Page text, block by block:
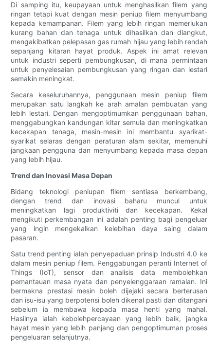
Di samping itu, keupayaan untuk menghasilkan filem yang
ringan tetapi kuat dengan mesin peniup filem menyumbang
kepada kemampanan. Filem yang lebih ringan memerlukan
kurang bahan dan tenaga untuk dihasilkan dan diangkut,
mengakibatkan pelepasan gas rumah hijau yang lebih rendah
sepanjang kitaran hayat produk. Aspek ini amat relevan
untuk industri seperti pembungkusan, di mana permintaan
untuk penyelesaian pembungkusan yang ringan dan lestari
semakin meningkat.
Secara keseluruhannya, penggunaan mesin peniup filem
merupakan satu langkah ke arah amalan pembuatan yang
lebih lestari. Dengan mengoptimumkan penggunaan bahan,
menggabungkan kandungan kitar semula dan meningkatkan
kecekapan tenaga, mesin-mesin ini membantu syarikat-
syarikat selaras dengan peraturan alam sekitar, memenuhi
jangkaan pengguna dan menyumbang kepada masa depan
yang lebih hijau.
Trend dan Inovasi Masa Depan
Bidang teknologi peniupan filem sentiasa berkembang,
dengan trend dan inovasi baharu muncul untuk
meningkatkan lagi produktiviti dan kecekapan. Kekal
mengikuti perkembangan ini adalah penting bagi pengeluar
yang ingin mengekalkan kelebihan daya saing dalam
pasaran.
Satu trend penting ialah penyepaduan prinsip Industri 4.0 ke
dalam mesin peniup filem. Penggabungan peranti Internet of
Things (IoT), sensor dan analisis data membolehkan
pemantauan masa nyata dan penyelenggaraan ramalan. Ini
bermakna prestasi mesin boleh dijejaki secara berterusan
dan isu-isu yang berpotensi boleh dikenal pasti dan ditangani
sebelum ia membawa kepada masa henti yang mahal.
Hasilnya ialah kebolehpercayaan yang lebih baik, jangka
hayat mesin yang lebih panjang dan pengoptimuman proses
pengeluaran selanjutnya.